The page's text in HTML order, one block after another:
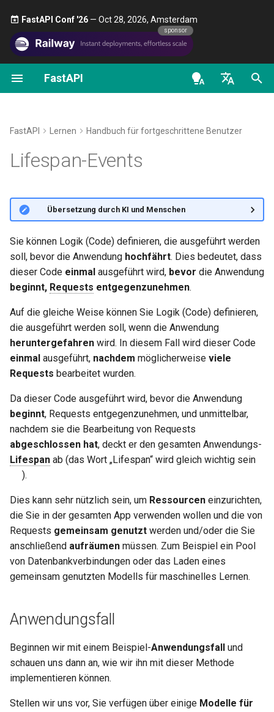
FastAPI Conf '26— Oct 28, 2026, Amsterdam 🎤
sponsor
FastAPI
de - Deutsch
hi - हिन्दी
ja - 日本語
ko - 한국어
pt - português
ru - русский язык
tr - Türkçe
uk - українська мова
zh - 简体中文
zh-hant - 繁體中文
Erste Schritte
Requestbody
Query-Parameter und String-
Validierungen
Pfad-Parameter und
Validierung von Zahlen
Query-Parameter-Modelle
Body – Mehrere Parameter
Body – Felder
Body – Verschachtelte
Modelle
Beispiel-Request-Daten
deklarieren
Zusätzliche Datentypen
Cookie-Parameter
Header-Parameter
Cookie-Parameter-Modelle
Responsemodell –
Extramodelle
Klassen als
Abhängigkeiten mit yield
Sicherheit – Erste Schritte
Hashing), Bearer mit JWT-
OAuth2-Scopes
Anwendungsfall
Asynchroner Kontextmanager
Alternative Events (deprecatet)
shutdown -Event
startup und shutdown
zusammen
Technische Details
Unteranwendungen
Über FastAPI-Versionen
Einen Server manuell
Deployment-Konzepte
FastAPI bei Cloudanbietern
deployen
Serverworker – Uvicorn mit
Workern
FastAPI in Containern –
Docker
Allgemeines – How-To –
Von Pydantic v1 zu Pydantic
Benutzerdefinierte Request-
und APIRoute-Klasse
Bedingte OpenAPI
OpenAPI erweitern
Separate OpenAPI-Schemas
für Eingabe und Ausgabe oder
nicht
Statische Assets der
Dokumentationsoberfläche
(Selbst-Hosting)
Swagger-Oberfläche
konfigurieren
Eine Datenbank testen
Alte 403-
Authentifizierungsfehler-
Statuscodes verwenden
FastAPI class
UploadFile class
Exceptions - HTTPException
and WebSocketException
Dependencies - Depends()
and Security()
APIRouter class
Background Tasks -
BackgroundTasks
Request class
WebSockets
HTTPConnection class
Response class
File, HTML, Redirect,
Streaming, etc.
Server-Sent Events -
EventSourceResponse and
ServerSentEvent
OpenAPI docs
Security Tools
FastAPI People
Translations
Full Stack FastAPI Template
FastAPI and friends
newsletter
Alternativen, Inspiration und
Geschichte, Design und
Benchmarks
Repository Management
FastAPI Lernen Handbuch für fortgeschrittene Benutzer
Lifespan-Events
🌐 Übersetzung durch KI und Menschen
Sie können Logik (Code) definieren, die ausgeführt werden
soll, bevor die Anwendung hochfährt. Dies bedeutet, dass
dieser Code einmal ausgeführt wird, bevor die Anwendung
beginnt, Requests entgegenzunehmen.
Auf die gleiche Weise können Sie Logik (Code) definieren,
die ausgeführt werden soll, wenn die Anwendung
heruntergefahren wird. In diesem Fall wird dieser Code
einmal ausgeführt, nachdem möglicherweise viele
Requests bearbeitet wurden.
Da dieser Code ausgeführt wird, bevor die Anwendung
beginnt, Requests entgegenzunehmen, und unmittelbar,
nachdem sie die Bearbeitung von Requests
abgeschlossen hat, deckt er den gesamten Anwendungs-
Lifespan ab (das Wort „Lifespan“ wird gleich wichtig sein
😉).
Dies kann sehr nützlich sein, um Ressourcen einzurichten,
die Sie in der gesamten App verwenden wollen und die von
Requests gemeinsam genutzt werden und/oder die Sie
anschließend aufräumen müssen. Zum Beispiel ein Pool
von Datenbankverbindungen oder das Laden eines
gemeinsam genutzten Modells für maschinelles Lernen.
Anwendungsfall
Beginnen wir mit einem Beispiel-Anwendungsfall und
schauen uns dann an, wie wir ihn mit dieser Methode
implementieren können.
Stellen wir uns vor, Sie verfügen über einige Modelle für